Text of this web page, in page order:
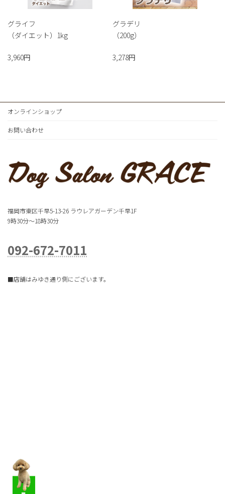
グライフ
（ダイエット）1kg
3,960円
グラデリ
（200g）
3,278円
オンラインショップ
お問い合わせ
福岡市東区千早5-13-26 ラウレアガーデン千早1F
9時30分～18時30分
092-672-7011
■店舗はみゆき通り側にございます。